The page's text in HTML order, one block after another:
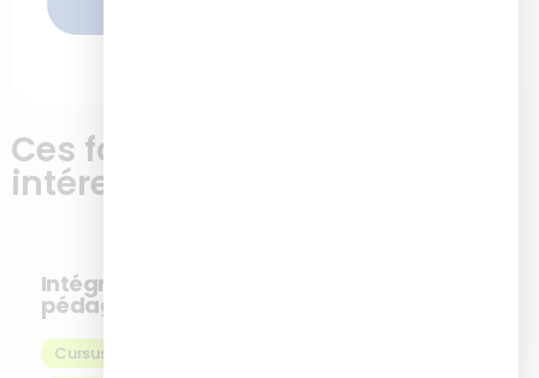
Ces formations pourrait vous
intéresser
Intégrer l’IA à ses pratiques
pédagogiques
Cursus certifiant